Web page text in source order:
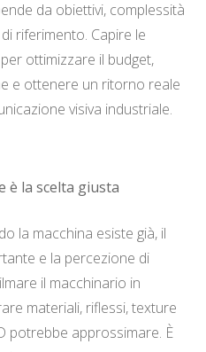
da obiettivi, complessità
riferimento. Capire le
ottimizzare il budget,
e ottenere un ritorno reale
visiva industriale.
è la scelta giusta
la macchina esiste già, il
e la percezione di
il macchinario in
materiali, riflessi, texture
potrebbe approssimare. È